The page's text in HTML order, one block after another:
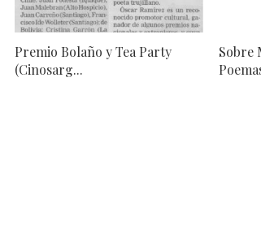
Premio Bolaño y Tea Party
(Cinosarg...
Sobre